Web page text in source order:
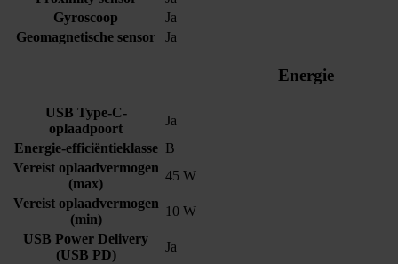
Gyroscoop
Ja
Geomagnetische sensor
Ja
Energie
USB Type-C-
oplaadpoort
Ja
Energie-efficiëntieklasse B
Vereist oplaadvermogen
(max)
45 W
Vereist oplaadvermogen
(min)
10 W
USB Power Delivery
(USB PD)
Ja